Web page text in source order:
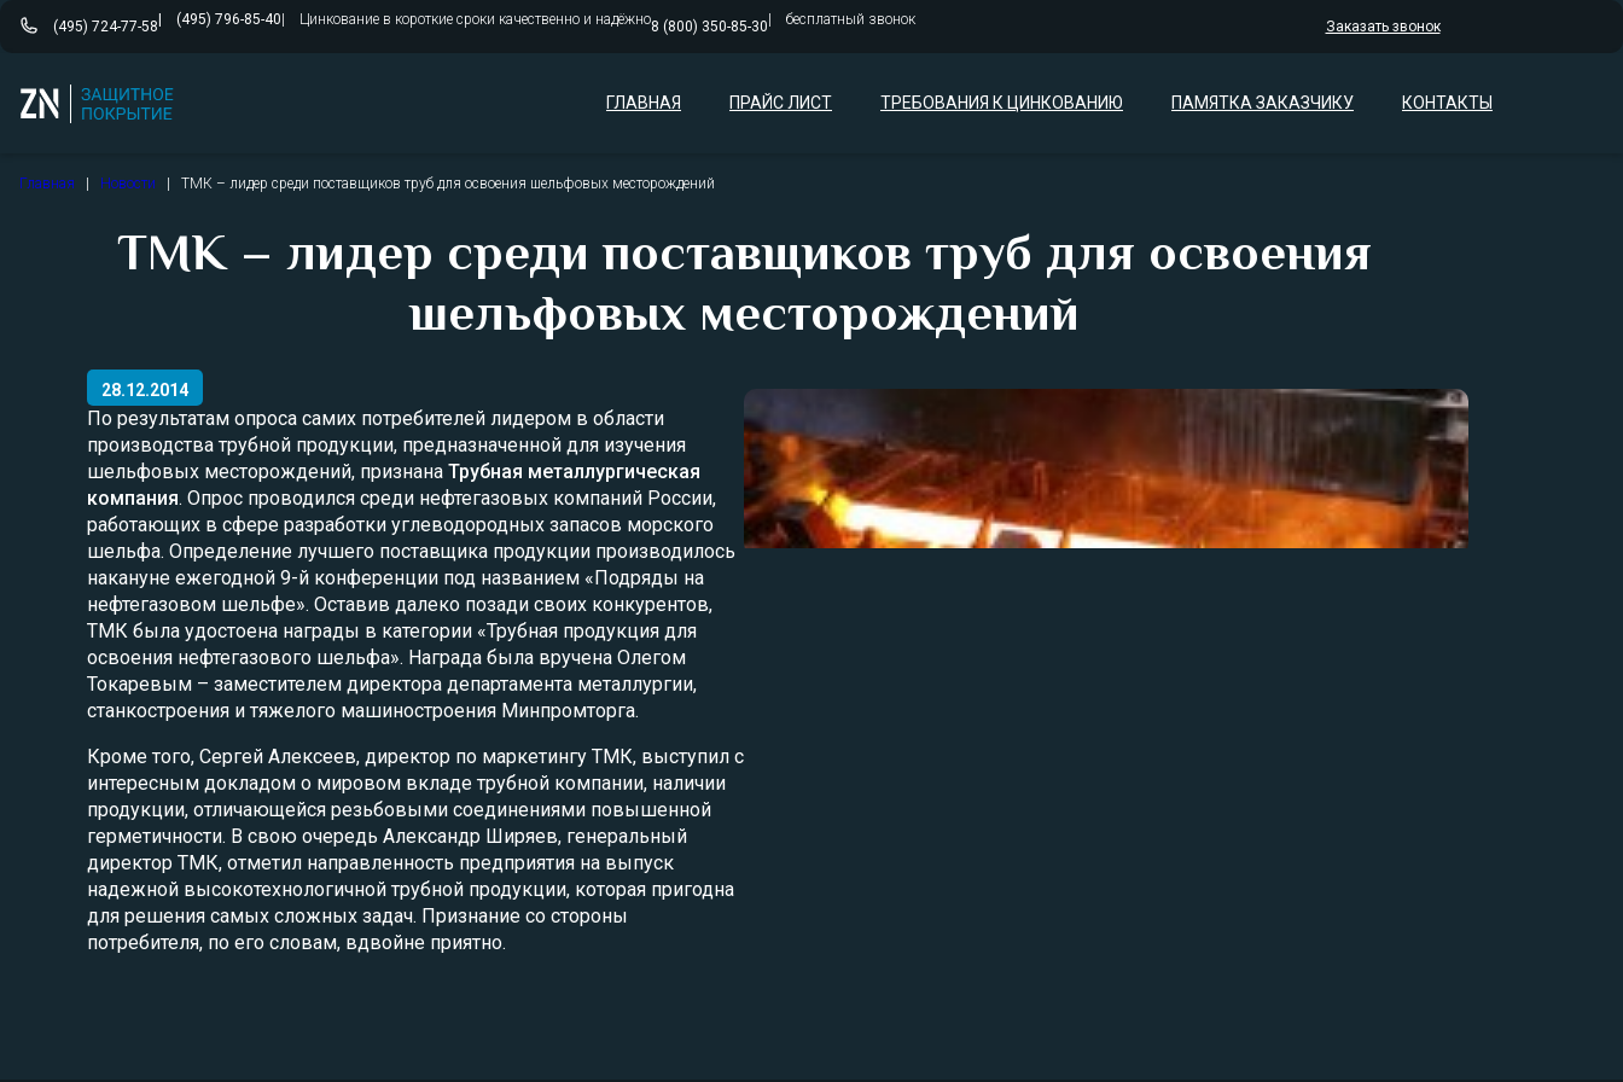
(495) 724-77-58 (495) 796-85-40 Цинкование в короткие сроки качественно и надёжно8 (800) 350-85-30 бесплатный звонок Заказать звонок
ГЛАВНАЯ ПРАЙС ЛИСТ ТРЕБОВАНИЯ К ЦИНКОВАНИЮ ПАМЯТКА ЗАКАЗЧИКУ КОНТАКТЫ
Главная Новости ТМК – лидер среди поставщиков труб для освоения шельфовых месторождений
ТМК – лидер среди поставщиков труб для освоения
шельфовых месторождений
28.12.2014
По результатам опроса самих потребителей лидером в области
производства трубной продукции, предназначенной для изучения
шельфовых месторождений, признана Трубная металлургическая
компания. Опрос проводился среди нефтегазовых компаний России,
работающих в сфере разработки углеводородных запасов морского
шельфа. Определение лучшего поставщика продукции производилось
накануне ежегодной 9-й конференции под названием «Подряды на
нефтегазовом шельфе». Оставив далеко позади своих конкурентов,
ТМК была удостоена награды в категории «Трубная продукция для
освоения нефтегазового шельфа». Награда была вручена Олегом
Токаревым – заместителем директора департамента металлургии,
станкостроения и тяжелого машиностроения Минпромторга.
Кроме того, Сергей Алексеев, директор по маркетингу ТМК, выступил с
интересным докладом о мировом вкладе трубной компании, наличии
продукции, отличающейся резьбовыми соединениями повышенной
герметичности. В свою очередь Александр Ширяев, генеральный
директор ТМК, отметил направленность предприятия на выпуск
надежной высокотехнологичной трубной продукции, которая пригодна
для решения самых сложных задач. Признание со стороны
потребителя, по его словам, вдвойне приятно.